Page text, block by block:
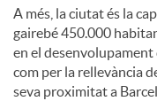
A més, la ciutat és la
gairebé 450.000
en el
com per la rellevància
seva proximitat a